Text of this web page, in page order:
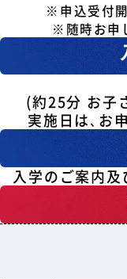
※申込受付
※随時お申
(約25分 お子
実施日は､お
入学のご案内及